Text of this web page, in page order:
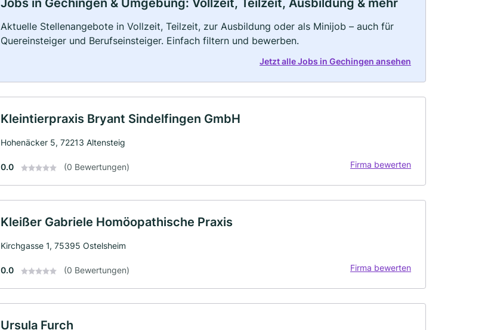
Jobs in Gechingen & Umgebung: Vollzeit, Teilzeit, Ausbildung & mehr
Aktuelle Stellenangebote in Vollzeit, Teilzeit, zur Ausbildung oder als Minijob – auch für
Quereinsteiger und Berufseinsteiger. Einfach filtern und bewerben.
Jetzt alle Jobs in Gechingen ansehen
Kleintierpraxis Bryant Sindelfingen GmbH
Hohenäcker 5, 72213 Altensteig
0.0 (0 Bewertungen) Firma bewerten
Kleißer Gabriele Homöopathische Praxis
Kirchgasse 1, 75395 Ostelsheim
0.0 (0 Bewertungen) Firma bewerten
Ursula Furch